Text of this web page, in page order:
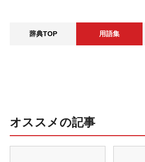
辞典TOP 用語集
オススメの記事